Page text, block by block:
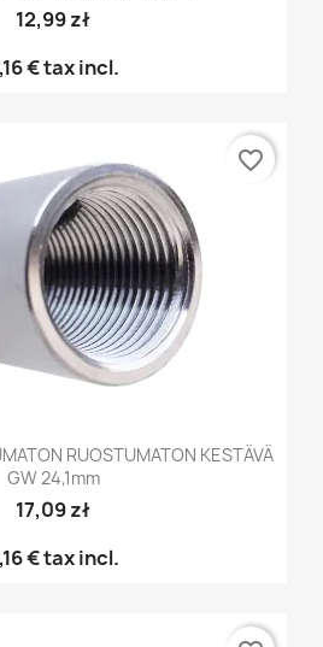
12,99 zł
€tax incl.
RUOSTUMATON KESTÄVÄ
GW 24,1mm
17,09 zł
€tax incl.
favorite_border